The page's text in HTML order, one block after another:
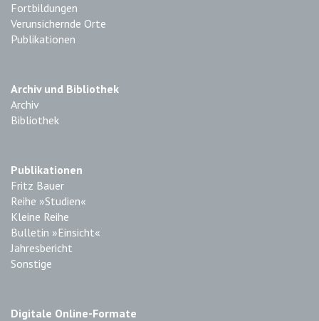
Fortbildungen
Verunsichernde Orte
Publikationen
Archiv und Bibliothek
Archiv
Bibliothek
Publikationen
Fritz Bauer
Reihe »Studien«
Kleine Reihe
Bulletin »Einsicht«
Jahresbericht
Sonstige
Digitale Online-Formate